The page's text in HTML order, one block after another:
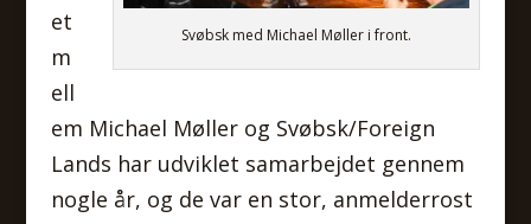
Svøbsk med Michael Møller i front.
et
m
ell
em Michael Møller og Svøbsk/Foreign
Lands har udviklet samarbejdet gennem
nogle år, og de var en stor, anmelderrost